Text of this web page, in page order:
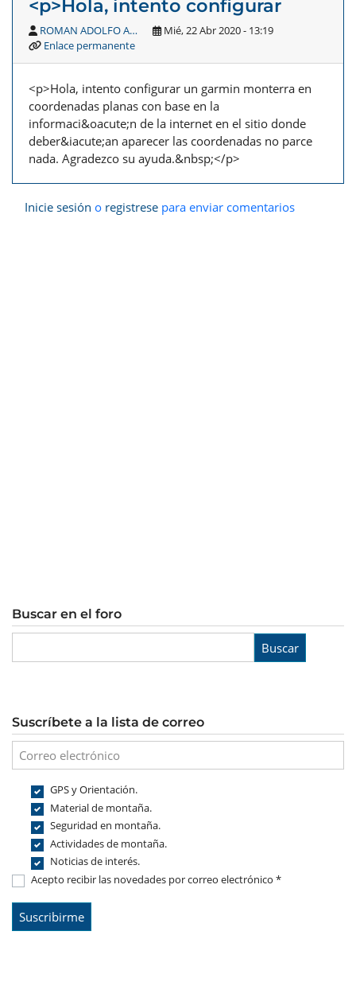
<p>Hola, intento configurar
ROMAN ADOLFO A…
Mié, 22 Abr 2020 - 13:19
Enlace permanente
<p>Hola, intento configurar un garmin monterra en
coordenadas planas con base en la
informaci&oacute;n de la internet en el sitio donde
deber&iacute;an aparecer las coordenadas no parce
nada. Agradezco su ayuda.&nbsp;</p>
Inicie sesión o registrese para enviar comentarios
Buscar en el foro
Buscar
Suscríbete a la lista de correo
GPS y Orientación.
Material de montaña.
Seguridad en montaña.
Actividades de montaña.
Noticias de interés.
Acepto recibir las novedades por correo electrónico *